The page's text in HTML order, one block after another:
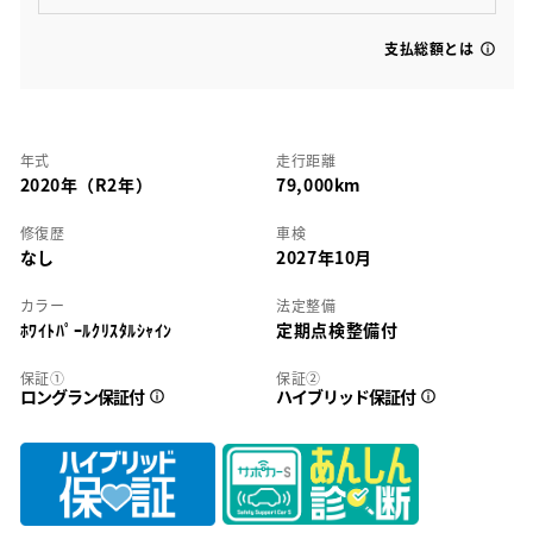
支払総額とは
年式
2020年（R2年）
走行距離
79,000km
修復歴
なし
車検
2027年10月
カラー
ﾎﾜｲﾄﾊﾟｰﾙｸﾘｽﾀﾙｼｬｲﾝ
法定整備
定期点検整備付
保証①
ロングラン保証付
保証②
ハイブリッド保証付